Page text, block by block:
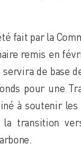
fait par la
remis en
de base
pour une
à soutenir les
la transition